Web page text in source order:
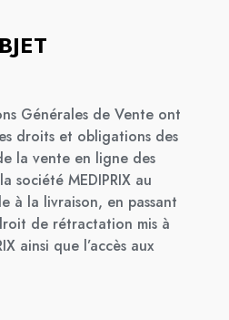
Générales de Vente ont
droits et obligations des
la vente en ligne des
société MEDIPRIX au
à la livraison, en passant
de rétractation mis à
ainsi que l’accès aux